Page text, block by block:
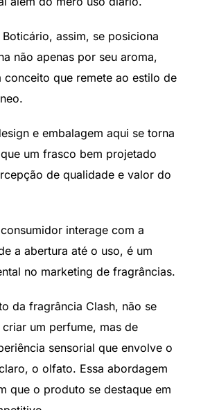
assim, se posiciona
não apenas por seu aroma,
conceito que remete ao estilo de
e embalagem aqui se torna
um frasco bem projetado
de qualidade e valor do
interage com a
a abertura até o uso, é um
no marketing de fragrâncias.
da fragrância Clash, não se
um perfume, mas de
sensorial que envolve o
o olfato. Essa abordagem
que o produto se destaque em